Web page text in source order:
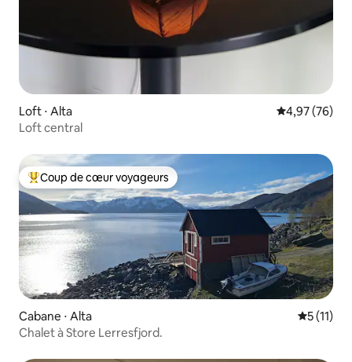
Loft ⋅ Alta Évaluation
4,97 (76)
Loft central
Coups de cœur voyageurs les plus appréciés
Coup de cœur voyageurs
Cabane ⋅ Alta
5 (11)
Chalet à Store Lerresfjord.